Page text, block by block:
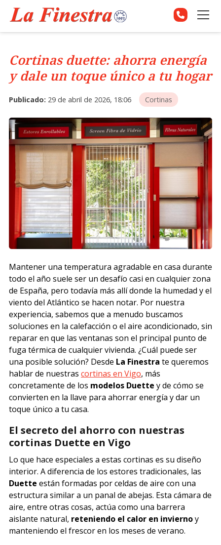
Cortinas duette: ahorra energía
y dale un toque único a tu hogar
Publicado: 29 de abril de 2026, 18:06 Cortinas
Mantener una temperatura agradable en casa durante
todo el año suele ser un desafío casi en cualquier zona
de España, pero todavía más allí donde la humedad y el
viento del Atlántico se hacen notar. Por nuestra
experiencia, sabemos que a menudo buscamos
soluciones en la calefacción o el aire acondicionado, sin
reparar en que las ventanas son el principal punto de
fuga térmica de cualquier vivienda. ¿Cuál puede ser
una posible solución? Desde La Finestra te queremos
hablar de nuestras cortinas en Vigo, más
concretamente de los modelos Duette y de cómo se
convierten en la llave para ahorrar energía y dar un
toque único a tu casa.
El secreto del ahorro con nuestras
cortinas Duette en Vigo
Lo que hace especiales a estas cortinas es su diseño
interior. A diferencia de los estores tradicionales, las
Duette están formadas por celdas de aire con una
estructura similar a un panal de abejas. Esta cámara de
aire, entre otras cosas, actúa como una barrera
aislante natural, reteniendo el calor en inviernoy
manteniendo el frescor en los meses de verano.